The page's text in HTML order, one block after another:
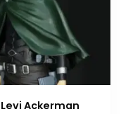
Levi Ackerman